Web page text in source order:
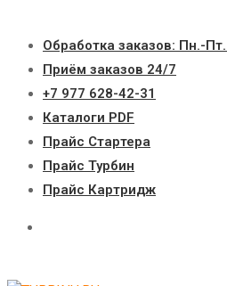
содержимому
Обработка заказов: Пн.-
Приём заказов 24/7
+7 977 628-42-31
Каталоги PDF
Прайс Стартера
Прайс Турбин
Прайс Картридж